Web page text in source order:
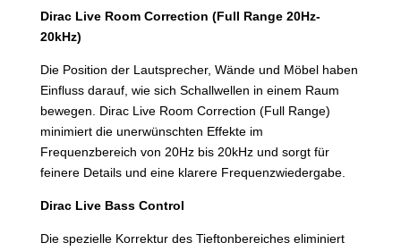
Dirac Live Room Correction (Full Range 20Hz-
20kHz)
Die Position der Lautsprecher, Wände und Möbel haben
Einfluss darauf, wie sich Schallwellen in einem Raum
bewegen. Dirac Live Room Correction (Full Range)
minimiert die unerwünschten Effekte im
Frequenzbereich von 20Hz bis 20kHz und sorgt für
feinere Details und eine klarere Frequenzwiedergabe.
Dirac Live Bass Control
Die spezielle Korrektur des Tieftonbereiches eliminiert